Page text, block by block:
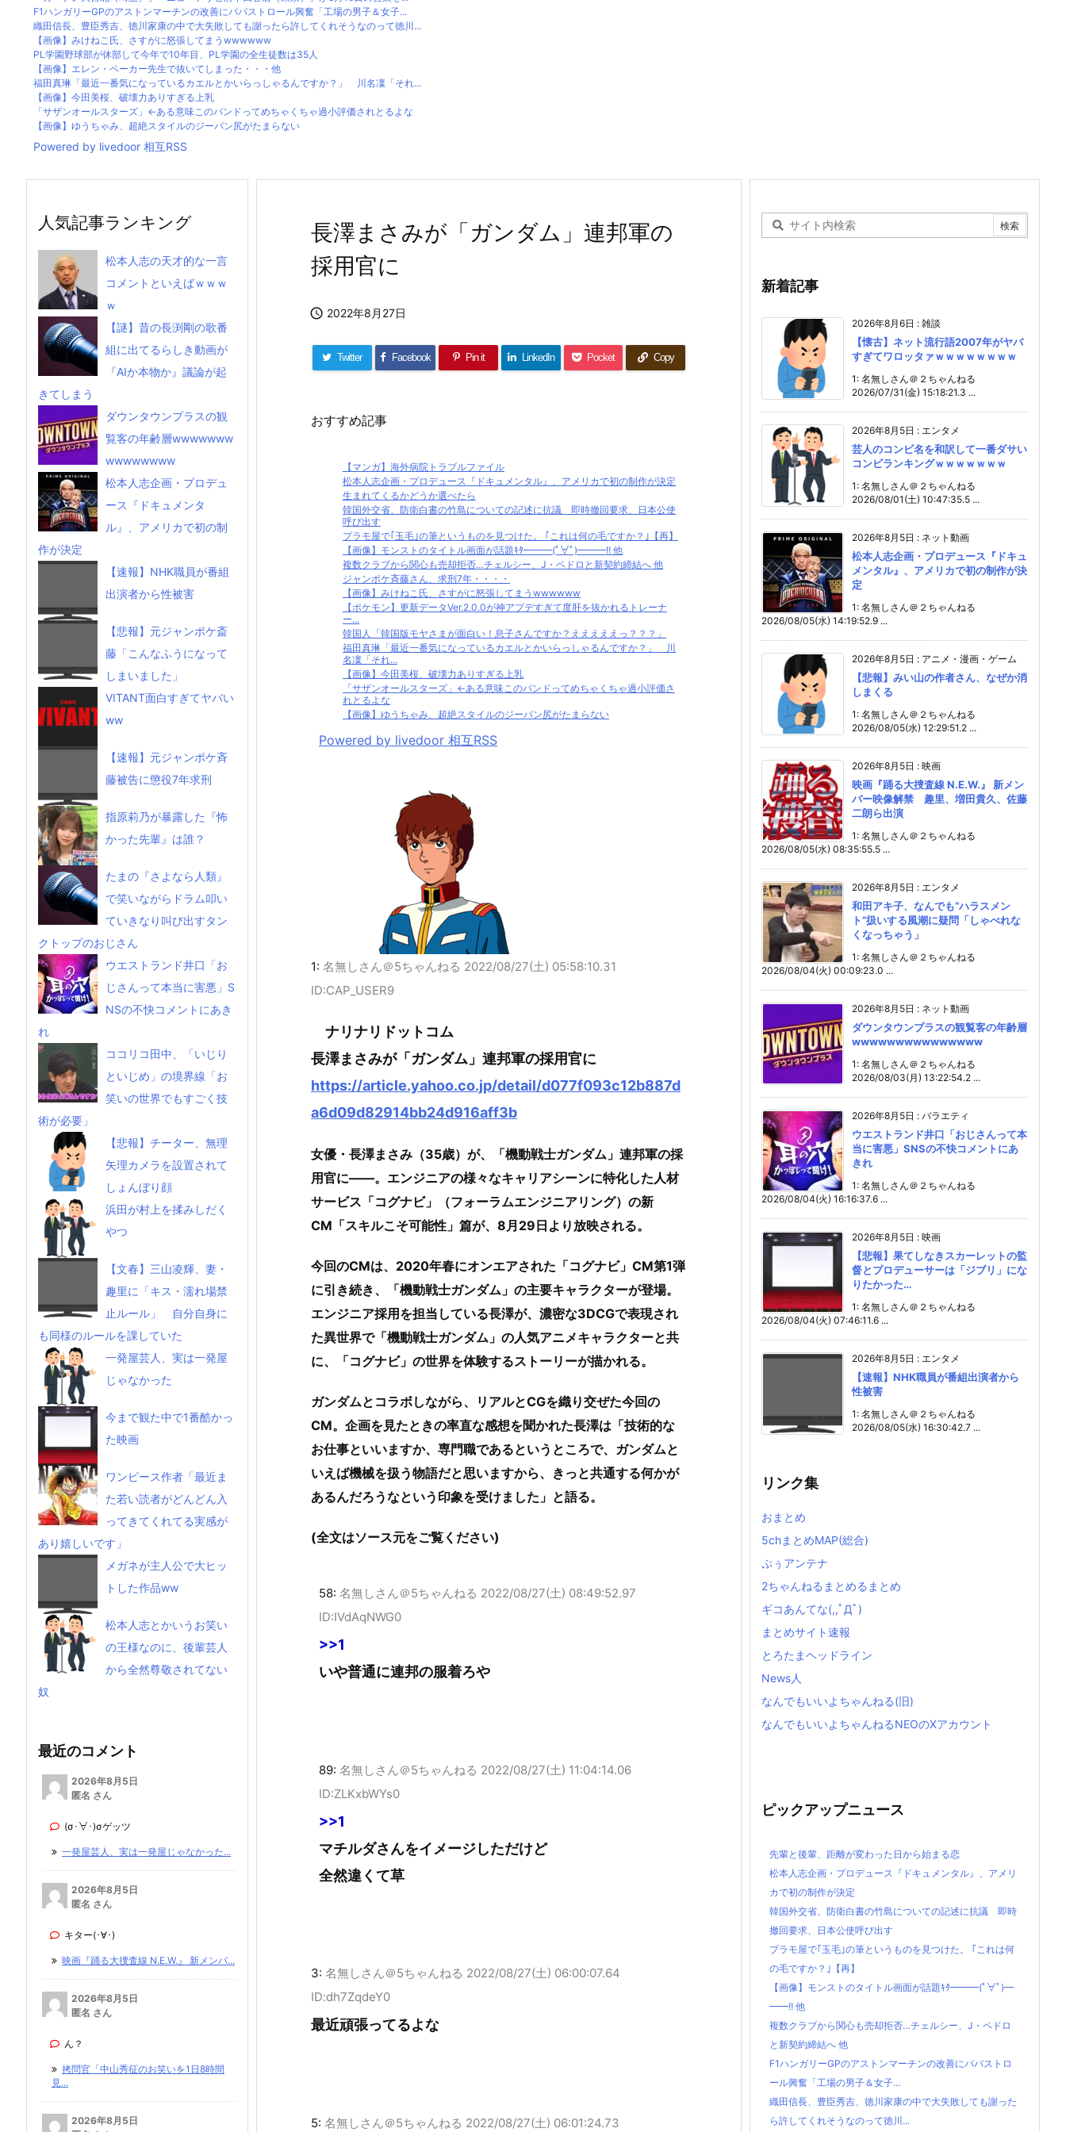
F1ハンガリーGPのアストンマーチンの改善にパパストロール興奮「工場の男子＆女子...
織田信長、豊臣秀吉、徳川家康の中で大失敗しても謝ったら許してくれそうなのって徳川...
【画像】みけねこ氏、さすがに怒張してまうwwwwww
PL学園野球部が休部して今年で10年目、PL学園の全生徒数は35人
【画像】エレン・ベーカー先生で抜いてしまった・・・他
福田真琳「最近一番気になっているカエルとかいらっしゃるんですか？」 川名凜「それ...
【画像】今田美桜、破壊力ありすぎる上乳
「サザンオールスターズ」←ある意味このバンドってめちゃくちゃ過小評価されとるよな
【画像】ゆうちゃみ、超絶スタイルのジーパン尻がたまらない
Powered by livedoor 相互RSS
長澤まさみが「ガンダム」連邦軍の
採用官に
 2022年8月27日
Twitter Facebook Pin it LinkedIn Pocket Copy
おすすめ記事
【マンガ】海外病院トラブルファイル
松本人志企画・プロデュース『ドキュメンタル』、アメリカで初の制作が決定
生まれてくるかどうか選べたら
韓国外交省、防衛白書の竹島についての記述に抗議 即時撤回要求、日本公使
呼び出す
プラモ屋で｢玉毛｣の筆というものを見つけた。 ｢これは何の毛ですか？｣【再】
【画像】モンストのタイトル画面が話題ｷﾀ━━━(ﾟ∀ﾟ)━━━!! 他
複数クラブから関心も売却拒否…チェルシー、J・ペドロと新契約締結へ 他
ジャンポケ斉藤さん、求刑7年・・・・
【画像】みけねこ氏、さすがに怒張してまうwwwwww
【ポケモン】更新データVer.2.0.0が神アプデすぎて度肝を抜かれるトレーナ
ー...
韓国人「韓国版モヤさまが面白い！息子さんですか？えええええっ？？？」
福田真琳「最近一番気になっているカエルとかいらっしゃるんですか？」 川
名凜「それ...
【画像】今田美桜、破壊力ありすぎる上乳
「サザンオールスターズ」←ある意味このバンドってめちゃくちゃ過小評価さ
れとるよな
【画像】ゆうちゃみ、超絶スタイルのジーパン尻がたまらない
Powered by livedoor 相互RSS
1: 名無しさん＠5ちゃんねる 2022/08/27(土) 05:58:10.31
ID:CAP_USER9
ナリナリドットコム
長澤まさみが「ガンダム」連邦軍の採用官に
https://article.yahoo.co.jp/detail/d077f093c12b887d
a6d09d82914bb24d916aff3b
女優・長澤まさみ（35歳）が、「機動戦士ガンダム」連邦軍の採
用官に――。エンジニアの様々なキャリアシーンに特化した人材
サービス「コグナビ」（フォーラムエンジニアリング）の新
CM「スキルこそ可能性」篇が、8月29日より放映される。
今回のCMは、2020年春にオンエアされた「コグナビ」CM第1弾
に引き続き、「機動戦士ガンダム」の主要キャラクターが登場。
エンジニア採用を担当している長澤が、濃密な3DCGで表現され
た異世界で「機動戦士ガンダム」の人気アニメキャラクターと共
に、「コグナビ」の世界を体験するストーリーが描かれる。
ガンダムとコラボしながら、リアルとCGを織り交ぜた今回の
CM。企画を見たときの率直な感想を聞かれた長澤は「技術的な
お仕事といいますか、専門職であるというところで、ガンダムと
いえば機械を扱う物語だと思いますから、きっと共通する何かが
あるんだろうなという印象を受けました」と語る。
(全文はソース元をご覧ください)
58: 名無しさん＠5ちゃんねる 2022/08/27(土) 08:49:52.97
ID:IVdAqNWG0
>>1
いや普通に連邦の服着ろや
89: 名無しさん＠5ちゃんねる 2022/08/27(土) 11:04:14.06
ID:ZLKxbWYs0
>>1
マチルダさんをイメージしただけど
全然違くて草
3: 名無しさん＠5ちゃんねる 2022/08/27(土) 06:00:07.64
ID:dh7ZqdeY0
最近頑張ってるよな
5: 名無しさん＠5ちゃんねる 2022/08/27(土) 06:01:24.73
人気記事ランキング
松本人志の天才的な一言
コメントといえばｗｗｗ
ｗ
【謎】昔の長渕剛の歌番
組に出てるらしき動画が
『AIか本物か』議論が起
きてしまう
ダウンタウンプラスの観
覧客の年齢層wwwwwww
wwwwwwww
松本人志企画・プロデュ
ース『ドキュメンタ
ル』、アメリカで初の制
作が決定
【速報】NHK職員が番組
出演者から性被害
【悲報】元ジャンポケ斎
藤「こんなふうになって
しまいました」
VITANT面白すぎてヤバい
ww
【速報】元ジャンポケ斉
藤被告に懲役7年求刑
指原莉乃が暴露した『怖
かった先輩』は誰？
たまの『さよなら人類』
で笑いながらドラム叩い
ていきなり叫び出すタン
クトップのおじさん
ウエストランド井口「お
じさんって本当に害悪」S
NSの不快コメントにあき
れ
ココリコ田中、「いじり
といじめ」の境界線「お
笑いの世界でもすごく技
術が必要」
【悲報】チーター、無理
矢理カメラを設置されて
しょんぼり顔
浜田が村上を揉みしだく
やつ
【文春】三山凌輝、妻・
趣里に「キス・濡れ場禁
止ルール」 自分自身に
も同様のルールを課していた
一発屋芸人、実は一発屋
じゃなかった
今まで観た中で1番酷かっ
た映画
ワンピース作者「最近ま
た若い読者がどんどん入
ってきてくれてる実感が
あり嬉しいです」
メガネが主人公で大ヒッ
トした作品ww
松本人志とかいうお笑い
の王様なのに、後輩芸人
から全然尊敬されてない
奴
最近のコメント
2026年8月5日
匿名 さん
(σ･∀･)σゲッツ
一発屋芸人、実は一発屋じゃなかった...
2026年8月5日
匿名 さん
キター(･∀･)
映画『踊る大捜査線 N.E.W.』 新メンバ...
2026年8月5日
匿名 さん
ん？
拷問官「中山秀征のお笑いを1日8時間
見...
2026年8月5日
新着記事
2026年8月6日 : 雑談
【懐古】ネット流行語2007年がヤバ
すぎてワロッタァｗｗｗｗｗｗｗｗ
1: 名無しさん＠２ちゃんねる
2026/07/31(金) 15:18:21.3 ...
2026年8月5日 : エンタメ
芸人のコンビ名を和訳して一番ダサい
コンビランキングｗｗｗｗｗｗｗ
1: 名無しさん＠２ちゃんねる
2026/08/01(土) 10:47:35.5 ...
2026年8月5日 : ネット動画
松本人志企画・プロデュース『ドキュ
メンタル』、アメリカで初の制作が決
定
1: 名無しさん＠２ちゃんねる
2026/08/05(水) 14:19:52.9 ...
2026年8月5日 : アニメ・漫画・ゲーム
【悲報】みい山の作者さん、なぜか消
しまくる
1: 名無しさん＠２ちゃんねる
2026/08/05(水) 12:29:51.2 ...
2026年8月5日 : 映画
映画『踊る大捜査線 N.E.W.』 新メン
バー映像解禁 趣里、増田貴久、佐藤
二朗ら出演
1: 名無しさん＠２ちゃんねる
2026/08/05(水) 08:35:55.5 ...
2026年8月5日 : エンタメ
和田アキ子、なんでも“ハラスメン
ト”扱いする風潮に疑問「しゃべれな
くなっちゃう」
1: 名無しさん＠２ちゃんねる
2026/08/04(火) 00:09:23.0 ...
2026年8月5日 : ネット動画
ダウンタウンプラスの観覧客の年齢層
wwwwwwwwwwwwwww
1: 名無しさん＠２ちゃんねる
2026/08/03(月) 13:22:54.2 ...
2026年8月5日 : バラエティ
ウエストランド井口「おじさんって本
当に害悪」SNSの不快コメントにあ
きれ
1: 名無しさん＠２ちゃんねる
2026/08/04(火) 16:16:37.6 ...
2026年8月5日 : 映画
【悲報】果てしなきスカーレットの監
督とプロデューサーは「ジブリ」にな
りたかった…
1: 名無しさん＠２ちゃんねる
2026/08/04(火) 07:46:11.6 ...
2026年8月5日 : エンタメ
【速報】NHK職員が番組出演者から
性被害
1: 名無しさん＠２ちゃんねる
2026/08/05(水) 16:30:42.7 ...
リンク集
おまとめ
5chまとめMAP(総合)
ぷぅアンテナ
2ちゃんねるまとめるまとめ
ギコあんてな(,,ﾟДﾟ)
まとめサイト速報
とろたまヘッドライン
News人
なんでもいいよちゃんねる(旧)
なんでもいいよちゃんねるNEOのXアカウント
ピックアップニュース
先輩と後輩、距離が変わった日から始まる恋
松本人志企画・プロデュース『ドキュメンタル』、アメリ
カで初の制作が決定
韓国外交省、防衛白書の竹島についての記述に抗議 即時
撤回要求、日本公使呼び出す
プラモ屋で｢玉毛｣の筆というものを見つけた。 ｢これは何
の毛ですか？｣【再】
【画像】モンストのタイトル画面が話題ｷﾀ━━━(ﾟ∀ﾟ)━
━━!! 他
複数クラブから関心も売却拒否…チェルシー、J・ペドロ
と新契約締結へ 他
F1ハンガリーGPのアストンマーチンの改善にパパストロ
ール興奮「工場の男子＆女子...
織田信長、豊臣秀吉、徳川家康の中で大失敗しても謝った
ら許してくれそうなのって徳川...